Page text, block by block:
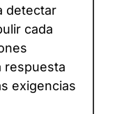
detectar
cada
respuesta
exigencias